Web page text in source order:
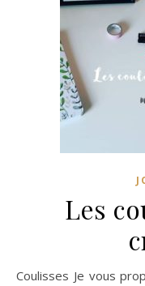
Les
Coulisses Je vous propose de visiter l’atelier ou du moins